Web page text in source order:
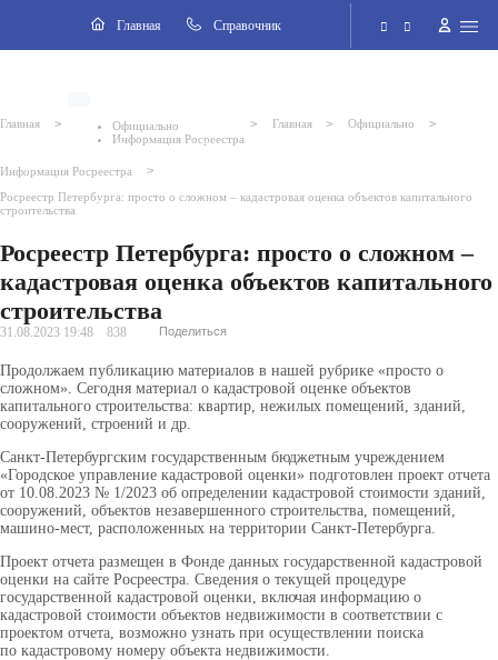
Главная Cправочник
Версия для слабовидящих
Поиск по сайту
Главная >
Официально
Информация Росреестра
> Главная > Официально >
Информация Росреестра >
Росреестр Петербурга: просто о сложном – кадастровая оценка объектов капитального
строительства
Росреестр Петербурга: просто о сложном –
кадастровая оценка объектов капитального
строительства
31.08.2023 19:48 838 Поделиться
Продолжаем публикацию материалов в нашей рубрике «просто о
сложном». Сегодня материал о кадастровой оценке объектов
капитального строительства: квартир, нежилых помещений, зданий,
сооружений, строений и др.
Санкт-Петербургским государственным бюджетным учреждением
«Городское управление кадастровой оценки» подготовлен проект отчета
от 10.08.2023 № 1/2023 об определении кадастровой стоимости зданий,
сооружений, объектов незавершенного строительства, помещений,
машино-мест, расположенных на территории Санкт-Петербурга.
Проект отчета размещен в Фонде данных государственной кадастровой
оценки на сайте Росреестра. Сведения о текущей процедуре
государственной кадастровой оценки, включая информацию о
кадастровой стоимости объектов недвижимости в соответствии с
проектом отчета, возможно узнать при осуществлении поиска
по кадастровому номеру объекта недвижимости.